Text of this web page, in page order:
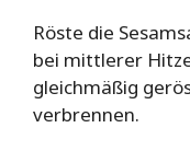
Röste die
bei mittlerer
gleichmäßig
verbrennen.